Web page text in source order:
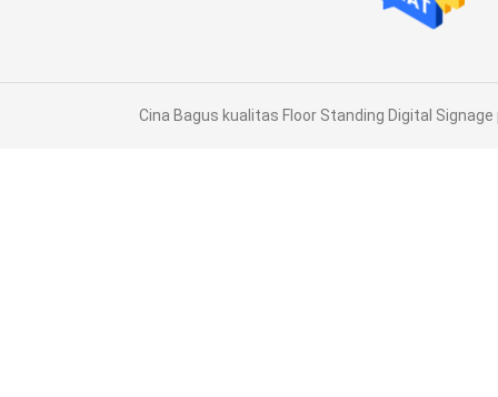
Cina Bagus kualitas Floor Standing Digital